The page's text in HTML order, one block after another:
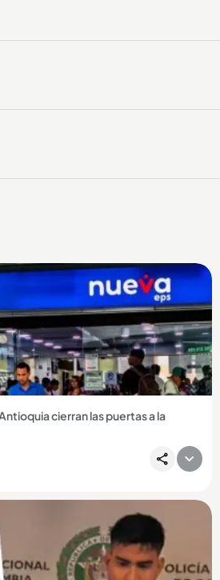
cierran las puertas a la
se encuentran el Hospital General
Suárez de Bello, que no